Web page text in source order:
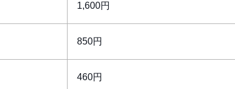
1,600円
850円
460円